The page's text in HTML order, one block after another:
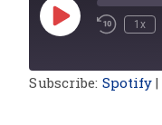
1x
Subscribe: Spotify |